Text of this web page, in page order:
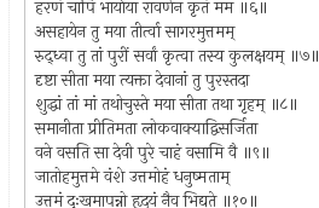
हरणं चापि भार्याया रावणेन कृतं मम ॥६॥
असहायेन तु मया तीर्त्वा सागरमुत्तमम्
रुद्ध्वा तु तां पुरीं सर्वां कृत्वा तस्य कुलक्षयम् ॥७॥
दृष्टा सीता मया त्यक्ता देवानां तु पुरस्तदा
शुद्धां तां मां तथोचुस्ते मया सीता तथा गृहम् ॥८॥
समानीता प्रीतिमता लोकवाक्याद्विसर्जिता
वने वसति सा देवी पुरे चाहं वसामि वै ॥९॥
जातोहमुत्तमे वंशे उत्तमोहं धनुष्मताम्
उत्तमं दुःखमापन्नो हृदयं नैव भिद्यते ॥१०॥